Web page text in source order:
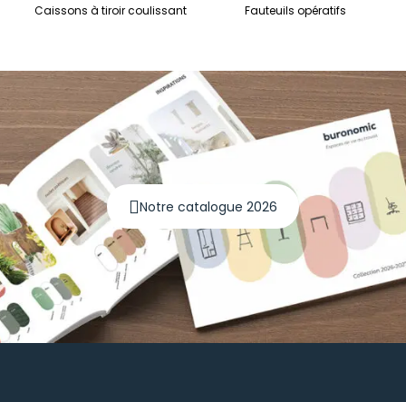
Caissons à tiroir coulissant Fauteuils opératifs
Notre catalogue 2026